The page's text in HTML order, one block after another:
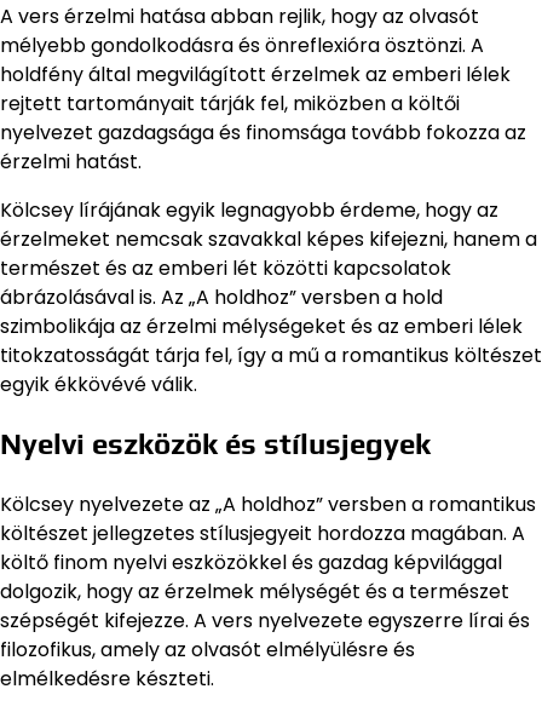
A vers érzelmi hatása abban rejlik, hogy az olvasót
mélyebb gondolkodásra és önreflexióra ösztönzi. A
holdfény által megvilágított érzelmek az emberi lélek
rejtett tartományait tárják fel, miközben a költői
nyelvezet gazdagsága és finomsága tovább fokozza az
érzelmi hatást.
Kölcsey lírájának egyik legnagyobb érdeme, hogy az
érzelmeket nemcsak szavakkal képes kifejezni, hanem a
természet és az emberi lét közötti kapcsolatok
ábrázolásával is. Az „A holdhoz” versben a hold
szimbolikája az érzelmi mélységeket és az emberi lélek
titokzatosságát tárja fel, így a mű a romantikus költészet
egyik ékkövévé válik.
Nyelvi eszközök és stílusjegyek
Kölcsey nyelvezete az „A holdhoz” versben a romantikus
költészet jellegzetes stílusjegyeit hordozza magában. A
költő finom nyelvi eszközökkel és gazdag képvilággal
dolgozik, hogy az érzelmek mélységét és a természet
szépségét kifejezze. A vers nyelvezete egyszerre lírai és
filozofikus, amely az olvasót elmélyülésre és
elmélkedésre készteti.